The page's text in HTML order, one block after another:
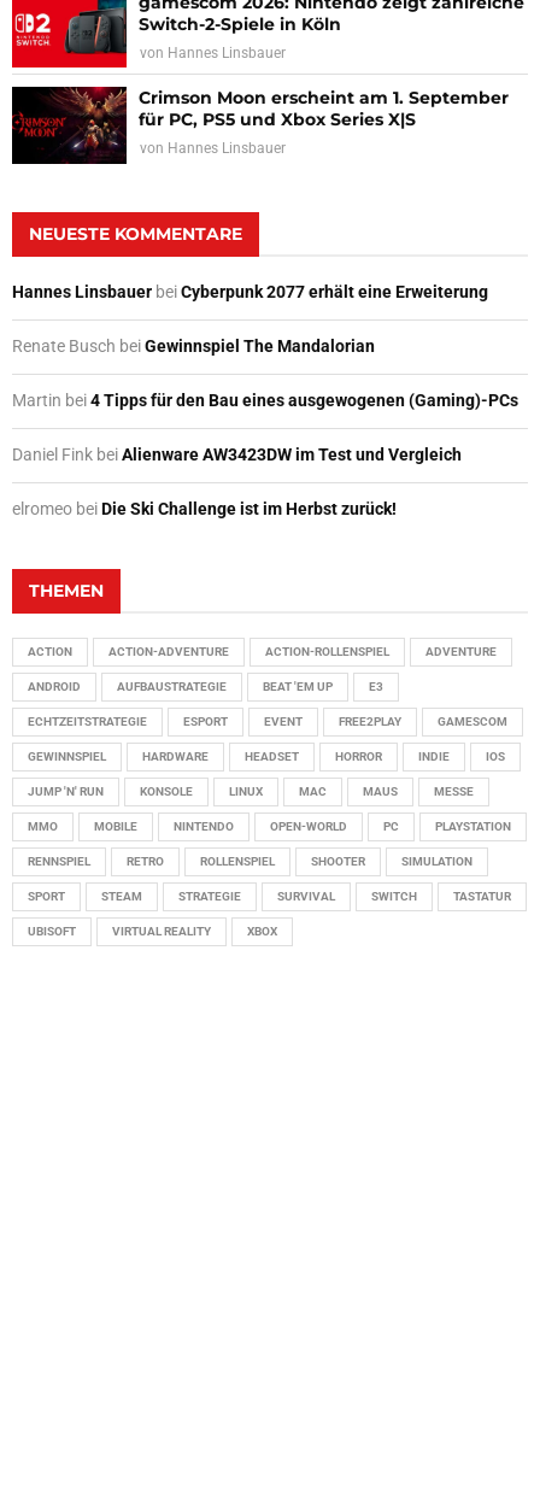
Switch-2-Spiele in Köln
von Hannes Linsbauer
Crimson Moon erscheint am 1. September
für PC, PS5 und Xbox Series X|S
von Hannes Linsbauer
NEUESTE KOMMENTARE
Hannes Linsbauer beiCyberpunk 2077 erhält eine Erweiterung
Renate Busch beiGewinnspiel The Mandalorian
Martin bei4 Tipps für den Bau eines ausgewogenen (Gaming)-PCs
Daniel Fink beiAlienware AW3423DW im Test und Vergleich
elromeo beiDie Ski Challenge ist im Herbst zurück!
THEMEN
ACTION ACTION-ADVENTURE ACTION-ROLLENSPIEL ADVENTURE
ANDROID AUFBAUSTRATEGIE BEAT 'EM UP E3
ECHTZEITSTRATEGIE ESPORT EVENT FREE2PLAY GAMESCOM
GEWINNSPIEL HARDWARE HEADSET HORROR INDIE IOS
JUMP 'N' RUN KONSOLE LINUX MAC MAUS MESSE
MMO MOBILE NINTENDO OPEN-WORLD PC PLAYSTATION
RENNSPIEL RETRO ROLLENSPIEL SHOOTER SIMULATION
SPORT STEAM STRATEGIE SURVIVAL SWITCH TASTATUR
UBISOFT VIRTUAL REALITY XBOX